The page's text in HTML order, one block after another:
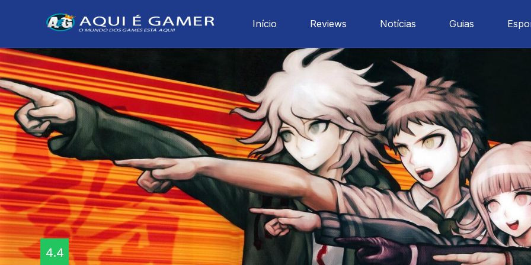
Início Reviews Notícias Guias
4.4